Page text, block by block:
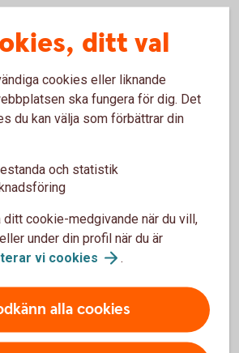
i Mina
är en portal där du kan se innehav,
framtida insättningar för
i Swedbank Försäkring. Allt du
BankID, du behöver inte ha vår
sedan innan.
försäkringar
PA16 och gör ditt val.
ditt val
cookies eller liknande
ska fungera för dig. Det
du kan välja som förbättrar din
och statistik
ditt cookie-medgivande när du vill,
under din profil när du är
vi cookies .
alla cookies